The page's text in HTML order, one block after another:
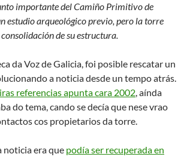
importante del Camiño Primitivo de
estudio arqueológico previo, pero la torre
de su estructura.
da Voz de Galicia, foi posible rescatar un
a noticia desde un tempo atrás.
referencias apunta cara 2002, aínda
do tema,cando se decía que nese vrao
cos propietarios da torre.
noticia era que podía ser recuperada en